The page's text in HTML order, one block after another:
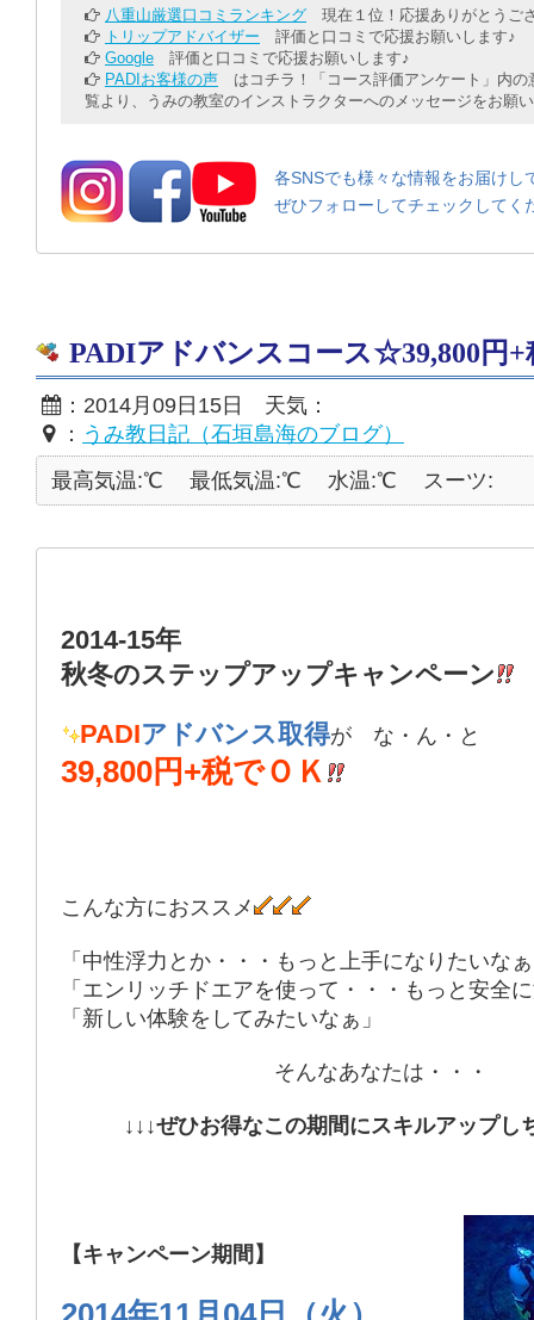
八重山厳選口コミランキング 現在１位！応援ありがとうご
トリップアドバイザー 評価と口コミで応援お願いします♪
Google 評価と口コミで応援お願いします♪
PADIお客様の声 はコチラ！「コース評価アンケート」内の
覧より、うみの教室のインストラクターへのメッセージをお願
各SNSでも様々な情報をお届けし
ぜひフォローしてチェックしてく
PADIアドバンスコース☆39,800円+
：2014月09日15日 天気：
： うみ教日記（石垣島海のブログ）
最高気温:℃
最低気温:℃ 水温:℃ スーツ:
2014-15年
秋冬のステップアップキャンペーン
PADIアドバンス取得が な・ん・と
39,800円+税でＯＫ
こんな方におススメ
「中性浮力とか・・・もっと上手になりたいな
「エンリッチドエアを使って・・・もっと安全
「新しい体験をしてみたいなぁ」
そんなあなたは・・・
↓↓↓ぜひお得なこの期間にスキルアップし
【キャンペーン期間】